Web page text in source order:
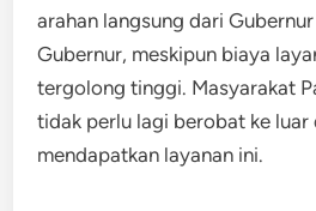
arahan langsung dari
Gubernur, meskipun biaya
tergolong tinggi. Masyarakat
tidak perlu lagi berobat ke luar
mendapatkan layanan ini.